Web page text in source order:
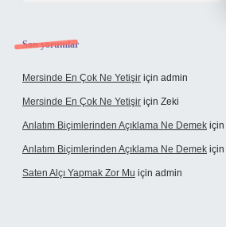
Son yorumlar
Mersinde En Çok Ne Yetişir için admin
Mersinde En Çok Ne Yetişir için Zeki
Anlatım Biçimlerinden Açıklama Ne Demek için
Anlatım Biçimlerinden Açıklama Ne Demek için
Saten Alçı Yapmak Zor Mu için admin